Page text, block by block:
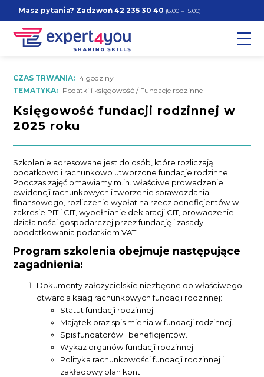
Masz pytania? Zadzwoń42 235 30 40 (8.00 – 15.00)
CZAS TRWANIA: 4 godziny
TEMATYKA: Podatki i księgowość / Fundacje rodzinne
Księgowość fundacji rodzinnej w
2025 roku
Szkolenie adresowane jest do osób, które rozliczają
podatkowo i rachunkowo utworzone fundacje rodzinne.
Podczas zajęć omawiamy m.in. właściwe prowadzenie
ewidencji rachunkowych i tworzenie sprawozdania
finansowego, rozliczenie wypłat na rzecz beneficjentów w
zakresie PIT i CIT, wypełnianie deklaracji CIT, prowadzenie
działalności gospodarczej przez fundację i zasady
opodatkowania podatkiem VAT.
Program szkolenia obejmuje następujące
zagadnienia:
Dokumenty założycielskie niezbędne do właściwego
otwarcia ksiąg rachunkowych fundacji rodzinnej:
Statut fundacji rodzinnej.
Majątek oraz spis mienia w fundacji rodzinnej.
Spis fundatorów i beneficjentów.
Wykaz organów fundacji rodzinnej.
Polityka rachunkowości fundacji rodzinnej i
zakładowy plan kont.